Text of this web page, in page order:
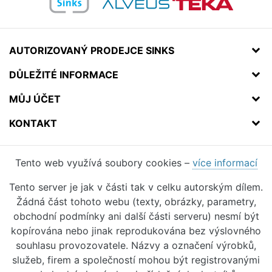
AUTORIZOVANÝ PRODEJCE SINKS
DŮLEŽITÉ INFORMACE
MŮJ ÚČET
KONTAKT
Tento web využívá soubory cookies – více informací
Tento server je jak v části tak v celku autorským dílem.
Žádná část tohoto webu (texty, obrázky, parametry,
obchodní podmínky ani další části serveru) nesmí být
kopírována nebo jinak reprodukována bez výslovného
souhlasu provozovatele. Názvy a označení výrobků,
služeb, firem a společností mohou být registrovanými